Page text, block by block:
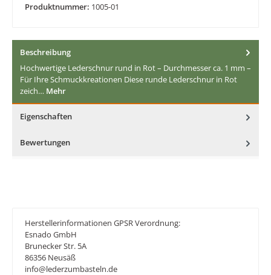
Produktnummer: 1005-01
Beschreibung
Hochwertige Lederschnur rund in Rot – Durchmesser ca. 1 mm –
Für Ihre Schmuckkreationen Diese runde Lederschnur in Rot
zeich… Mehr
Eigenschaften
Bewertungen
Herstellerinformationen GPSR Verordnung:
Esnado GmbH
Brunecker Str. 5A
86356 Neusäß
info@lederzumbasteln.de